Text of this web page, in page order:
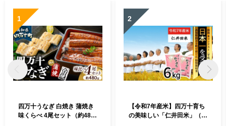
1
四万十うなぎ 白焼き 蒲焼き
味くらべ 4尾セット（約480
2
【令和7年産米】四万十育ち
の美味しい「仁井田米」（香